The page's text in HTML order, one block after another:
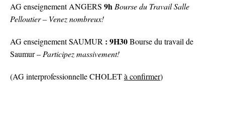
AG enseignement ANGERS 9hBourse du Travail Salle
Pelloutier – Venez nombreux!
AG enseignement SAUMUR : 9H30Bourse du travail de
Saumur –Participez massivement!
(AG interprofessionnelle CHOLETà confirmer)